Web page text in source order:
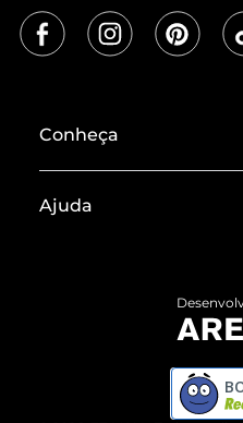
Conheça
Termos de Uso
ZZ MALL é confiável
Ajuda
Devolução do Produto
Compre pelo